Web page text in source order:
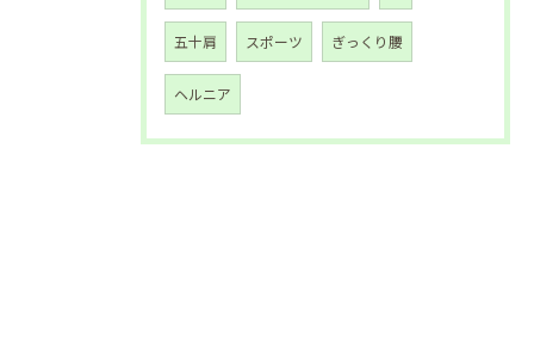
五十肩 スポーツ ぎっくり腰
ヘルニア